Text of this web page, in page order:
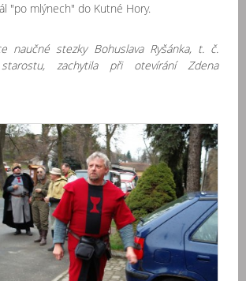
"po mlýnech" do Kutné Hory.
naučné stezky Bohuslava Ryšánka, t. č.
starostu, zachytila při otevírání Zdena